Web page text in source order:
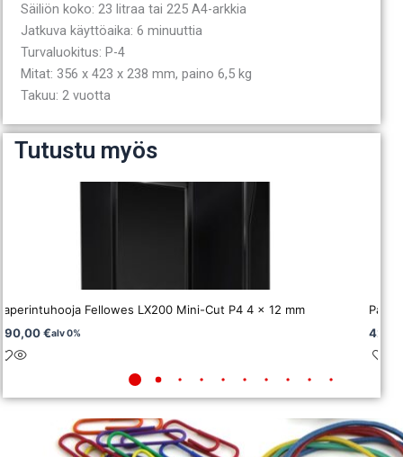
Säiliön koko: 23 litraa tai 225 A4-arkkia
Jatkuva käyttöaika: 6 minuuttia
Turvaluokitus: P-4
Mitat: 356 x 423 x 238 mm, paino 6,5 kg
Takuu: 2 vuotta
Tutustu myös
Fellowes LX200 Mini-Cut P4 4 x 12 mm
€alv 0%